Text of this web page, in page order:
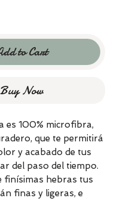
to Cart
Buy Now
es 100% microfibra,
que te permitirá
y acabado de tus
del paso del tiempo.
finísimas hebras tus
finas y ligeras, e